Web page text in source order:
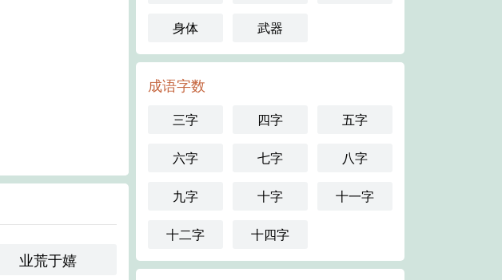
业荒于嬉
身体 武器
成语字数
三字 四字 五字
六字 七字 八字
九字 十字 十一字
十二字 十四字